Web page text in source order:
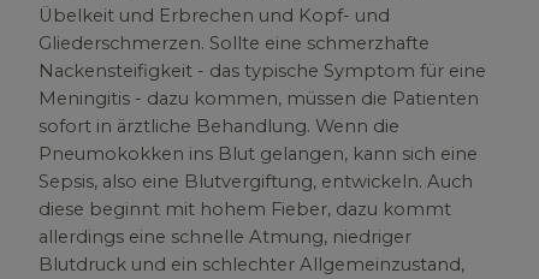
Übelkeit und Erbrechen und Kopf- und
Gliederschmerzen. Sollte eine schmerzhafte
Nackensteifigkeit - das typische Symptom für eine
Meningitis - dazu kommen, müssen die Patienten
sofort in ärztliche Behandlung. Wenn die
Pneumokokken ins Blut gelangen, kann sich eine
Sepsis, also eine Blutvergiftung, entwickeln. Auch
diese beginnt mit hohem Fieber, dazu kommt
allerdings eine schnelle Atmung, niedriger
Blutdruck und ein schlechter Allgemeinzustand,